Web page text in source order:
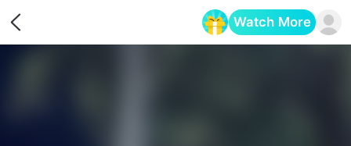
Watch More